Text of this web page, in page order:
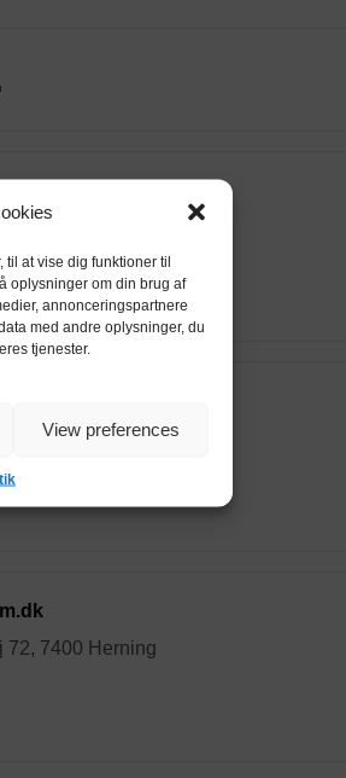
at vise dig funktioner til
oplysninger om din brug af
annonceringspartnere
med andre oplysninger, du
tjenester.
View preferences
Ikast
Aulum
72, 7400 Herning